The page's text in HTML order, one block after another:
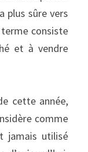
plus sûre vers
consiste
et à vendre
cette année,
comme
jamais utilisé